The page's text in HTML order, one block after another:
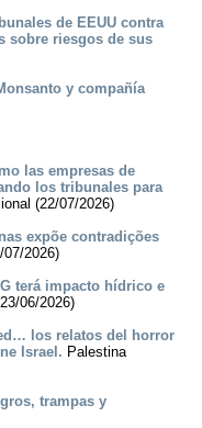
de EEUU contra
sobre riesgos de sus
y compañía
las empresas de
los tribunales para
(22/07/2026)
expõe contradições
07/2026)
terá impacto hídrico e
06/2026)
los relatos del horror
Israel. Palestina
trampas y